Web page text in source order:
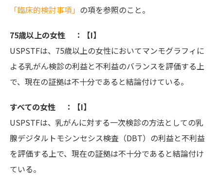
「臨床的検討事項」 の項を参照のこと。
75歳以上の女性 ：【I】
USPSTFは、75歳以上の女性においてマンモグラフィに
よる乳がん検診の利益と不利益のバランスを評価する上
で、現在の証拠は不十分であると結論付けている。
すべての女性 ：【I】
USPSTFは、乳がんに対する一次検診の方法としての乳
腺デジタルトモシンセシス検査（DBT）の利益と不利益
を評価する上で、現在の証拠は不十分であると結論付け
ている。